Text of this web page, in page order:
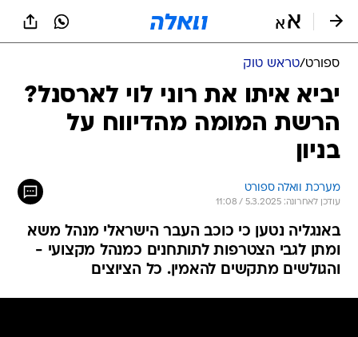
ספורט/טראש טוק
יביא איתו את רוני לוי לארסנל?
הרשת המומה מהדיווח על
בניון
מערכת וואלה ספורט
עודכן לאחרונה: 5.3.2025 / 11:08
באנגליה נטען כי כוכב העבר הישראלי מנהל משא
ומתן לגבי הצטרפות לתותחנים כמנהל מקצועי -
והגולשים מתקשים להאמין. כל הציוצים